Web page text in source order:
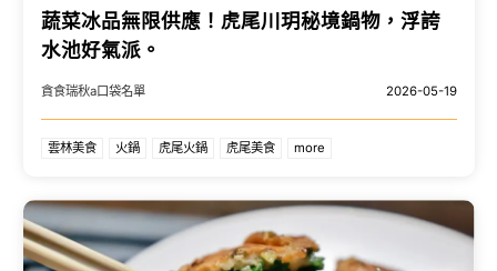
蔬菜冰品無限供應！虎尾川玥秘境鍋物，浮誇
水池好氣派。
貪食瑞秋a口袋名單 2026-05-19
雲林美食 火鍋 虎尾火鍋 虎尾美食 more